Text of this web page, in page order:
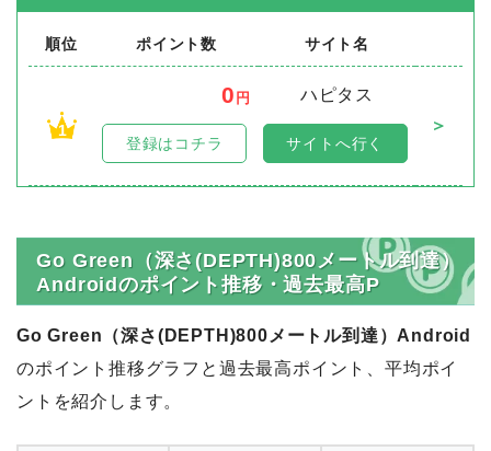
順位 ポイント数 サイト名
1
0 円
ハピタス
＞
登録はコチラ サイトへ行く
Go Green（深さ(DEPTH)800メートル到達）
Androidのポイント推移・過去最高P
Go Green（深さ(DEPTH)800メートル到達）Android
のポイント推移グラフと過去最高ポイント、平均ポイ
ントを紹介します。